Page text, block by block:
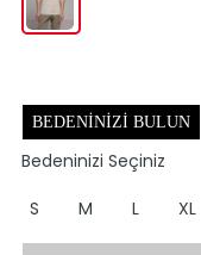
BEDENINIZI BULUN
Bedeninizi Seçiniz
S
M L XL